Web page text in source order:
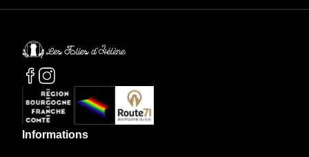
Informations